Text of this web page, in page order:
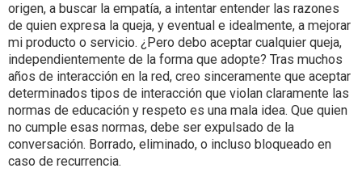
origen, a buscar la empatía, a intentar entender las razones
de quien expresa la queja, y eventual e idealmente, a mejorar
mi producto o servicio. ¿Pero debo aceptar cualquier queja,
independientemente de la forma que adopte? Tras muchos
años de interacción en la red, creo sinceramente que aceptar
determinados tipos de interacción que violan claramente las
normas de educación y respeto es una mala idea. Que quien
no cumple esas normas, debe ser expulsado de la
conversación. Borrado, eliminado, o incluso bloqueado en
caso de recurrencia.